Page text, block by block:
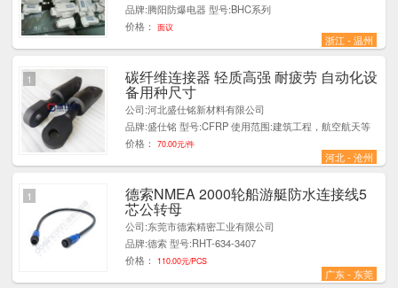
品牌:腾阳防爆电器 型号:BHC系列
价格：
面议
浙江 - 温州
碳纤维连接器 轻质高强 耐疲劳 自动化设
备用种尺寸
公司:河北盛仕铭新材料有限公司
品牌:盛仕铭 型号:CFRP 使用范围:建筑工程，航空航天等
价格：
70.00元/件
河北 - 沧州
1
德索NMEA 2000轮船游艇防水连接线5
芯公转母
公司:东莞市德索精密工业有限公司
品牌:德索 型号:RHT-634-3407
价格：
110.00元/PCS
广东 - 东莞
1